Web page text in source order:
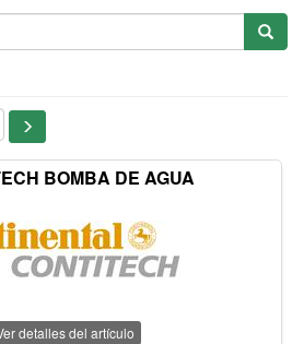
BOMBA DE AGUA
detalles del artículo